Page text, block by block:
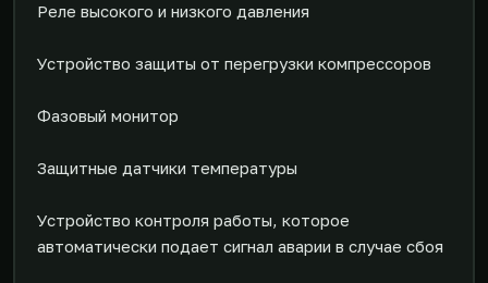
Реле высокого и низкого давления
Устройство защиты от перегрузки компрессоров
Фазовый монитор
Защитные датчики температуры
Устройство контроля работы, которое
автоматически подает сигнал аварии в случае сбоя